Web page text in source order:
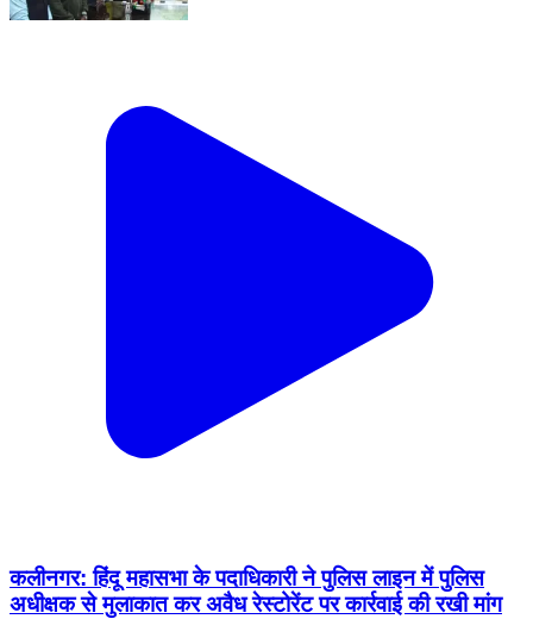
कलीनगर: हिंदू महासभा के पदाधिकारी ने पुलिस लाइन में पुलिस
अधीक्षक से मुलाकात कर अवैध रेस्टोरेंट पर कार्रवाई की रखी मांग